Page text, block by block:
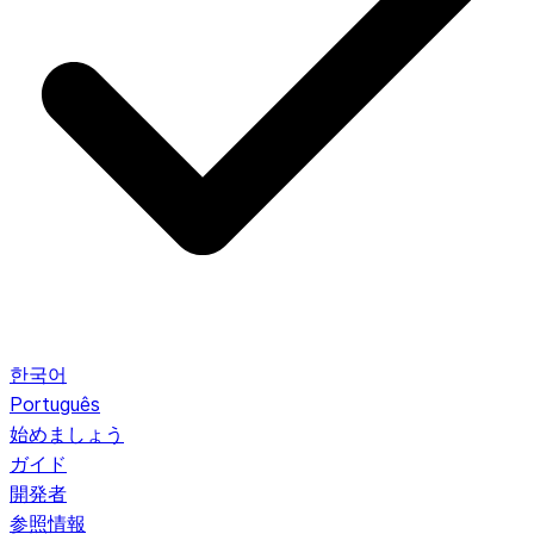
한국어
Português
始めましょう
ガイド
開発者
参照情報